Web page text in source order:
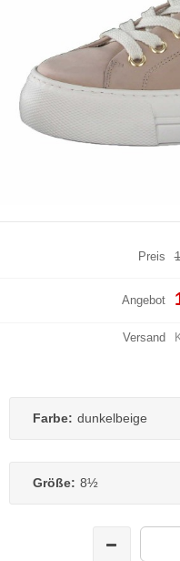
Preis
Angebot
Versand
Farbe: dunkelbeige
Größe: 8½